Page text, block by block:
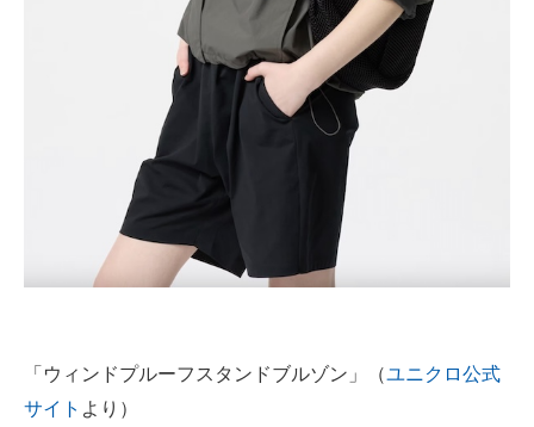
「ウィンドプルーフスタンドブルゾン」（ユニクロ公式
サイト より）